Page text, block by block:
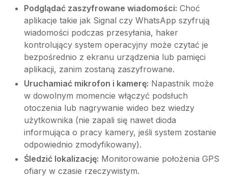
Podglądać zaszyfrowane wiadomości: Choć
aplikacje takie jak Signal czy WhatsApp szyfrują
wiadomości podczas przesyłania, haker
kontrolujący system operacyjny może czytać je
bezpośrednio z ekranu urządzenia lub pamięci
aplikacji, zanim zostaną zaszyfrowane.
Uruchamiać mikrofon i kamerę: Napastnik może
w dowolnym momencie włączyć podsłuch
otoczenia lub nagrywanie wideo bez wiedzy
użytkownika (nie zapali się nawet dioda
informująca o pracy kamery, jeśli system zostanie
odpowiednio zmodyfikowany).
Śledzić lokalizację: Monitorowanie położenia GPS
ofiary w czasie rzeczywistym.